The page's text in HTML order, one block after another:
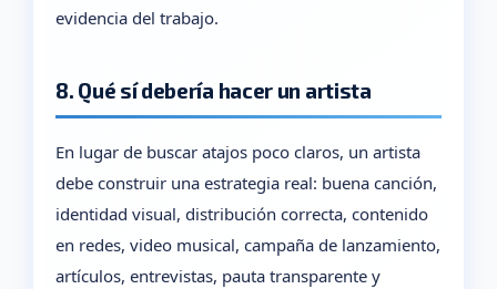
evidencia del trabajo.
8. Qué sí debería hacer un artista
En lugar de buscar atajos poco claros, un artista
debe construir una estrategia real: buena canción,
identidad visual, distribución correcta, contenido
en redes, video musical, campaña de lanzamiento,
artículos, entrevistas, pauta transparente y